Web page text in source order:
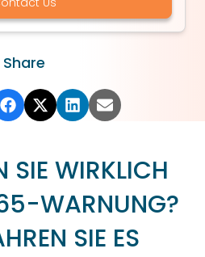
Share
SIE WIRKLICH
WARNUNG?
SIE ES